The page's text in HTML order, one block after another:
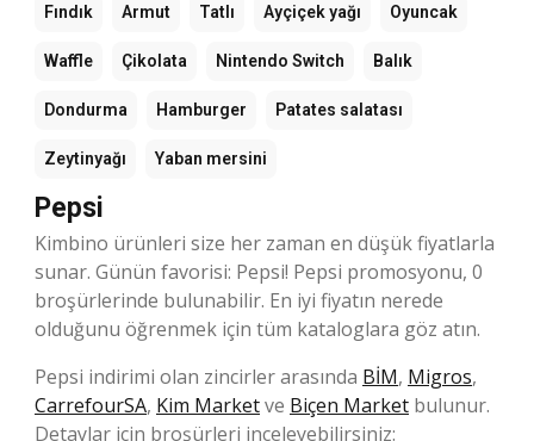
Fındık Armut Tatlı Ayçiçek yağı Oyuncak
Waffle Çikolata Nintendo Switch Balık
Dondurma Hamburger Patates salatası
Zeytinyağı Yaban mersini
Pepsi
Kimbino ürünleri size her zaman en düşük fiyatlarla
sunar. Günün favorisi: Pepsi! Pepsi promosyonu, 0
broşürlerinde bulunabilir. En iyi fiyatın nerede
olduğunu öğrenmek için tüm kataloglara göz atın.
Pepsi indirimi olan zincirler arasında BİM, Migros,
CarrefourSA, Kim Marketve Biçen Market bulunur.
Detaylar için broşürleri inceleyebilirsiniz: